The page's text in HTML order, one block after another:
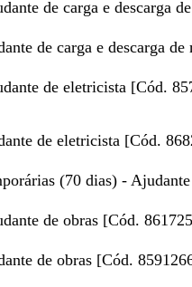
de carga e descarga
de carga e descarga
de eletricista [Cód.
de eletricista [Cód.
(70 dias) -
de obras [Cód.
de obras [Cód.